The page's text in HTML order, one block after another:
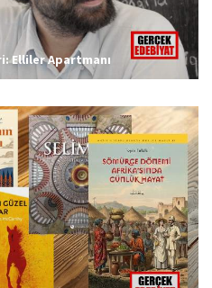
Elliler Apartmanı